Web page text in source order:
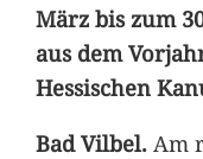
März bis zum
aus dem
Hessischen
Bad Vilbel.Am